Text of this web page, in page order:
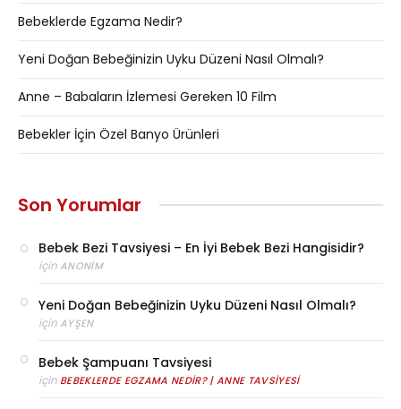
Bebeklerde Egzama Nedir?
Yeni Doğan Bebeğinizin Uyku Düzeni Nasıl Olmalı?
Anne – Babaların İzlemesi Gereken 10 Film
Bebekler İçin Özel Banyo Ürünleri
Son Yorumlar
Bebek Bezi Tavsiyesi – En İyi Bebek Bezi Hangisidir?
için ANONIM
Yeni Doğan Bebeğinizin Uyku Düzeni Nasıl Olmalı?
için AYŞEN
Bebek Şampuanı Tavsiyesi
için BEBEKLERDE EGZAMA NEDIR? | ANNE TAVSIYESI